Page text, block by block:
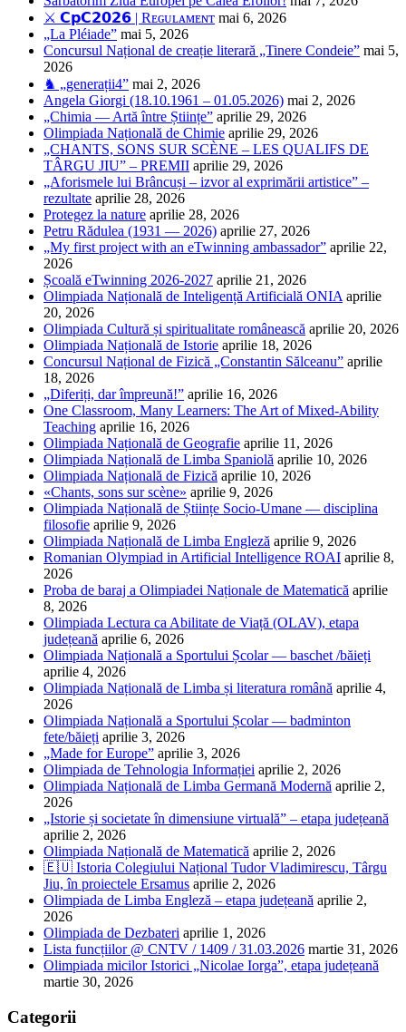
⚔️ 𝗖𝗽𝗖𝟮𝟬𝟮𝟲 | Rᴇɢᴜʟᴀᴍᴇɴᴛ mai 6, 2026
„La Pléiade” mai 5, 2026
Concursul Național de creație literară „Tinere Condeie” mai 5,
2026
♞ „generații4” mai 2, 2026
Angela Giorgi (18.10.1961 – 01.05.2026) mai 2, 2026
„Chimia — Artă între Științe” aprilie 29, 2026
Olimpiada Națională de Chimie aprilie 29, 2026
„CHANTS, SONS SUR SCÈNE – LES QUALIFS DE
TÂRGU JIU” – PREMII aprilie 29, 2026
„Aforismele lui Brâncuși – izvor al exprimării artistice” –
rezultate aprilie 28, 2026
Protegez la nature aprilie 28, 2026
Petru Rădulea (1931 — 2026) aprilie 27, 2026
„My first project with an eTwinning ambassador” aprilie 22,
2026
Școală eTwinning 2026-2027 aprilie 21, 2026
Olimpiada Națională de Inteligență Artificială ONIA aprilie
20, 2026
Olimpiada Cultură și spiritualitate românească aprilie 20, 2026
Olimpiada Națională de Istorie aprilie 18, 2026
Concursul Național de Fizică „Constantin Sălceanu” aprilie
18, 2026
„Diferiți, dar împreună!” aprilie 16, 2026
One Classroom, Many Learners: The Art of Mixed-Ability
Teaching aprilie 16, 2026
Olimpiada Națională de Geografie aprilie 11, 2026
Olimpiada Națională de Limba Spaniolă aprilie 10, 2026
Olimpiada Națională de Fizică aprilie 10, 2026
«Chants, sons sur scène» aprilie 9, 2026
Olimpiada Națională de Științe Socio-Umane — disciplina
filosofie aprilie 9, 2026
Olimpiada Națională de Limba Engleză aprilie 9, 2026
Romanian Olympiad in Artificial Intelligence ROAI aprilie 8,
2026
Proba de baraj a Olimpiadei Naționale de Matematică aprilie
8, 2026
Olimpiada Lectura ca Abilitate de Viață (OLAV), etapa
județeană aprilie 6, 2026
Olimpiada Națională a Sportului Școlar — baschet /băieți
aprilie 4, 2026
Olimpiada Națională de Limba și literatura română aprilie 4,
2026
Olimpiada Națională a Sportului Școlar — badminton
fete/băieți aprilie 3, 2026
„Made for Europe” aprilie 3, 2026
Olimpiada de Tehnologia Informației aprilie 2, 2026
Olimpiada Națională de Limba Germană Modernă aprilie 2,
2026
„Istorie și societate în dimensiune virtuală” – etapa județeană
aprilie 2, 2026
Olimpiada Națională de Matematică aprilie 2, 2026
🇪🇺 Istoria Colegiului Național Tudor Vladimirescu, Târgu
Jiu, în proiectele Ersamus aprilie 2, 2026
Olimpiada de Limba Engleză – etapa județeană aprilie 2,
2026
Olimpiada de Dezbateri aprilie 1, 2026
Lista funcțiilor @ CNTV / 1409 / 31.03.2026 martie 31, 2026
Olimpiada micilor Istorici „Nicolae Iorga”, etapa județeană
martie 30, 2026
Categorii